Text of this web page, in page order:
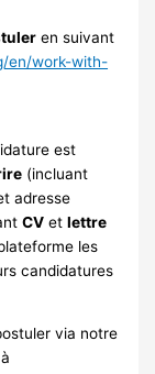
en suivant
en/work-with-
est
(incluant
adresse
CV etlettre
les
candidatures
via notre